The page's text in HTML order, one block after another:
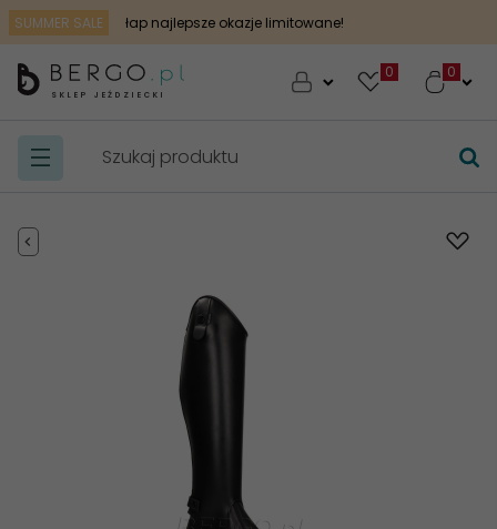
SUMMER SALE łap najlepsze okazje limitowane!
SKLEP JEŹDZIECKI
0